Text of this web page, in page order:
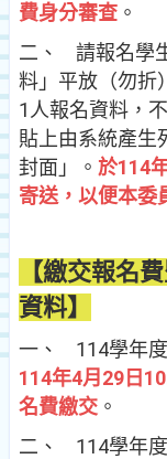
費身分審查 。
二、 請報名學
料」平放（勿折
1人報名資料，
貼上由系統產生
封面」。 於114
寄送，以便本委
【繳交報名
資料】
一、 114學年
114年4月29日
名費繳交 。
二、 114學年